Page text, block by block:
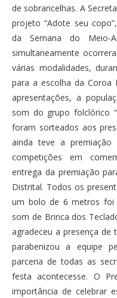
de sobrancelhas. A
projeto “Adote seu
da Semana do Meio-
simultaneamente
várias modalidades,
para a escolha da Coroa
apresentações, a
som do grupo folclórico
foram sorteados aos
ainda teve a premiação
competições em
entrega da premiação
Distrital. Todos os
um bolo de 6 metros foi
som de Brinca dos
agradeceu a presença
parabenizou a equipe
parceria de todas as
festa acontecesse. O
importância de celebrar